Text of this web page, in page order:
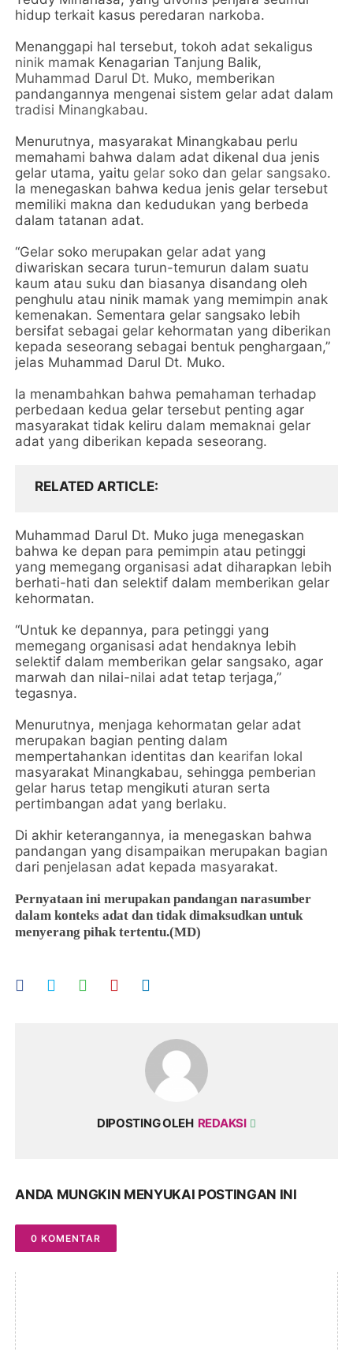
hidup terkait kasus peredaran narkoba.
Menanggapi hal tersebut, tokoh adat sekaligus
ninik mamak Kenagarian Tanjung Balik,
Muhammad Darul Dt. Muko, memberikan
pandangannya mengenai sistem gelar adat dalam
tradisi Minangkabau.
Menurutnya, masyarakat Minangkabau perlu
memahami bahwa dalam adat dikenal dua jenis
gelar utama, yaitu gelar soko dan gelar sangsako.
Ia menegaskan bahwa kedua jenis gelar tersebut
memiliki makna dan kedudukan yang berbeda
dalam tatanan adat.
“Gelar soko merupakan gelar adat yang
diwariskan secara turun-temurun dalam suatu
kaum atau suku dan biasanya disandang oleh
penghulu atau ninik mamak yang memimpin anak
kemenakan. Sementara gelar sangsako lebih
bersifat sebagai gelar kehormatan yang diberikan
kepada seseorang sebagai bentuk penghargaan,”
jelas Muhammad Darul Dt. Muko.
Ia menambahkan bahwa pemahaman terhadap
perbedaan kedua gelar tersebut penting agar
masyarakat tidak keliru dalam memaknai gelar
adat yang diberikan kepada seseorang.
RELATED ARTICLE
Muhammad Darul Dt. Muko juga menegaskan
bahwa ke depan para pemimpin atau petinggi
yang memegang organisasi adat diharapkan lebih
berhati-hati dan selektif dalam memberikan gelar
kehormatan.
“Untuk ke depannya, para petinggi yang
memegang organisasi adat hendaknya lebih
selektif dalam memberikan gelar sangsako, agar
marwah dan nilai-nilai adat tetap terjaga,”
tegasnya.
Menurutnya, menjaga kehormatan gelar adat
merupakan bagian penting dalam
mempertahankan identitas dan kearifan lokal
masyarakat Minangkabau, sehingga pemberian
gelar harus tetap mengikuti aturan serta
pertimbangan adat yang berlaku.
Di akhir keterangannya, ia menegaskan bahwa
pandangan yang disampaikan merupakan bagian
dari penjelasan adat kepada masyarakat.
Pernyataan ini merupakan pandangan narasumber
dalam konteks adat dan tidak dimaksudkan untuk
menyerang pihak tertentu.(MD)
DIPOSTING OLEH REDAKSI
ANDA MUNGKIN MENYUKAI POSTINGAN INI
0 KOMENTAR